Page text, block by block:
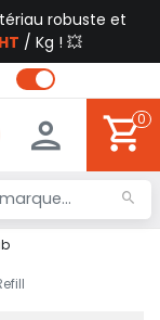
robuste et
/ Kg ! 💥
0